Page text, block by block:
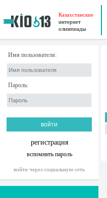
Казахстанские
интернет
олимпиады
Имя пользователя:
Пароль:
регистрация
вспомнить пароль
войти через социальную сеть